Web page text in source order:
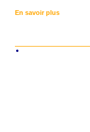
En savoir plus